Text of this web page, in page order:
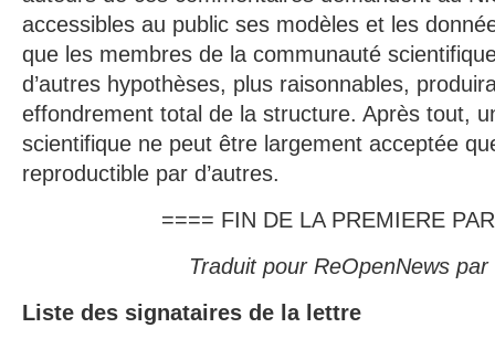
accessibles au public ses modèles et les
que les membres de la communauté
d’autres hypothèses, plus raisonnables,
effondrement total de la structure. Après tout,
scientifique ne peut être largement acceptée
reproductible par d’autres.
==== FIN DE LA PREMIERE
Traduit pour ReOpenNews par
Liste des signataires de la lettre